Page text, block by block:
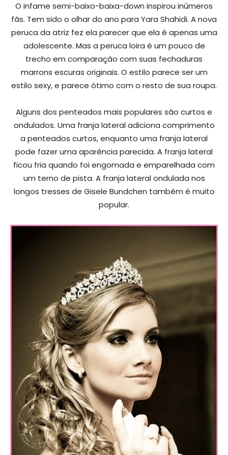
O infame semi-baixo-baixa-down inspirou inúmeros
fãs. Tem sido o olhar do ano para Yara Shahidi. A nova
peruca da atriz fez ela parecer que ela é apenas uma
adolescente. Mas a peruca loira é um pouco de
trecho em comparação com suas fechaduras
marrons escuras originais. O estilo parece ser um
estilo sexy, e parece ótimo com o resto de sua roupa.
Alguns dos penteados mais populares são curtos e
ondulados. Uma franja lateral adiciona comprimento
a penteados curtos, enquanto uma franja lateral
pode fazer uma aparência parecida. A franja lateral
ficou fria quando foi engomada e emparelhada com
um terno de pista. A franja lateral ondulada nos
longos tresses de Gisele Bundchen também é muito
popular.